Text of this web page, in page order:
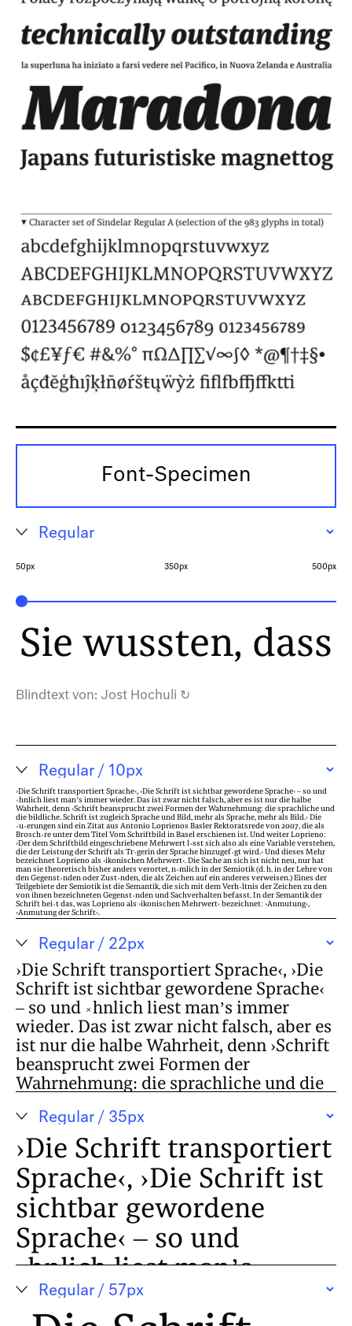
Font-Specimen
50px 350px 500px
Sie wussten,
Blindtext von: Jost Hochuli ↻
›Die Schrift transportiert Sprache‹, ›Die Schrift ist sichtbar gewordene Sprache‹ – so und
ähnlich liest man’s immer wieder. Das ist zwar nicht falsch, aber es ist nur die halbe
Wahrheit, denn ›Schrift beansprucht zwei Formen der Wahrnehmung: die sprachliche und
die bildliche. Schrift ist zugleich Sprache und Bild, mehr als Sprache, mehr als Bild.‹ Die
Äußerungen sind ein Zitat aus Antonio Loprienos Basler Rektoratsrede von 2007, die als
Broschüre unter dem Titel Vom Schriftbild in Basel erschienen ist. Und weiter Loprieno:
›Der dem Schriftbild eingeschriebene Mehrwert lässt sich also als eine Variable verstehen,
die der Leistung der Schrift als Trägerin der Sprache hinzugefügt wird.‹ Und dieses Mehr
bezeichnet Loprieno als ›ikonischen Mehrwert‹. Die Sache an sich ist nicht neu, nur hat
man sie theoretisch bisher anders verortet, nämlich in der Semiotik (d. h. in der Lehre von
den Gegenständen oder Zuständen, die als Zeichen auf ein anderes verweisen.) Eines der
Teilgebiete der Semiotik ist die Semantik, die sich mit dem Verhältnis der Zeichen zu den
von ihnen bezeichneten Gegenständen und Sachverhalten befasst. In der Semantik der
Schrift heißt das, was Loprieno als ›ikonischen Mehrwert‹ bezeichnet: ›Anmutung‹,
›Anmutung der Schrift‹.
›Die Schrift transportiert Sprache‹, ›Die
Schrift ist sichtbar gewordene Sprache‹
– so und ähnlich liest man’s immer
wieder. Das ist zwar nicht falsch, aber es
ist nur die halbe Wahrheit, denn ›Schrift
beansprucht zwei Formen der
Wahrnehmung: die sprachliche und die
und Bild, mehr als Sprache, mehr als
Bild.‹ Die Äußerungen sind ein Zitat aus
Antonio Loprienos Basler Rektoratsrede
von 2007, die als Broschüre unter dem
Titel Vom Schriftbild in Basel erschienen
ist. Und weiter Loprieno: ›Der dem
Schriftbild eingeschriebene Mehrwert
lässt sich also als eine Variable
verstehen, die der Leistung der Schrift
als Trägerin der Sprache hinzugefügt
wird.‹ Und dieses Mehr bezeichnet
›Die Schrift transportiert
Sprache‹, ›Die Schrift ist
sichtbar gewordene
Sprache‹ – so und
ähnlich liest man’s
immer wieder. Das ist